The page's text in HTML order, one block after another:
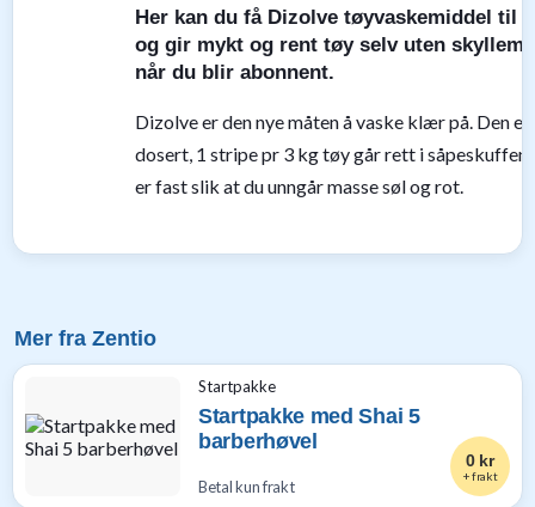
Her kan du få Dizolve tøyvaskemiddel til
og gir mykt og rent tøy selv uten
når du blir abonnent.
Dizolve er den nye måten å vaske klær på. Den
dosert, 1 stripe pr 3 kg tøy går rett i såpeskuffen.
er fast slik at du unngår masse søl og rot.
Mer fra Zentio
Startpakke
Startpakke med Shai 5
barberhøvel
Betal kun frakt
0 kr
+ frakt
Nettbutikker
Personlige
9
Gavetips
barn
1